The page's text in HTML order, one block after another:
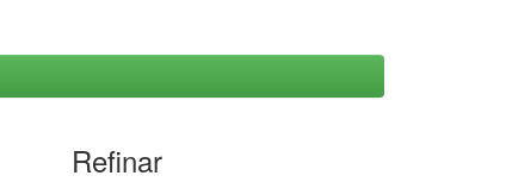
Refinar